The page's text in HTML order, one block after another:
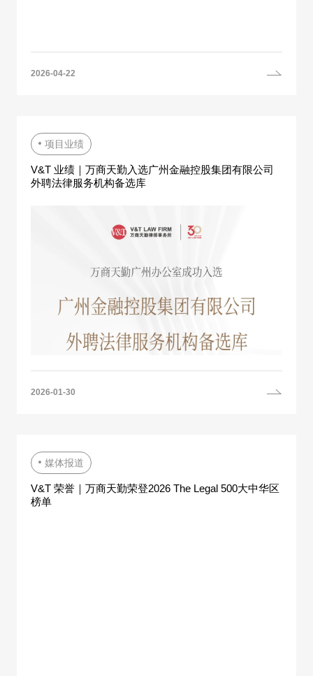
2026-04-22
项目业绩
V&T 业绩｜万商天勤入选广州金融控股集团有限公司
外聘法律服务机构备选库
2026-01-30
媒体报道
V&T 荣誉｜万商天勤荣登2026 The Legal 500大中华区
榜单